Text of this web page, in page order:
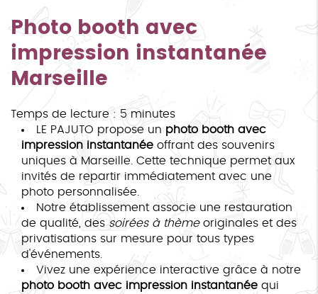
Photo booth avec
impression instantanée
Marseille
Temps de lecture : 5 minutes
LE PAJUTO propose un photo booth avec
impression instantanée offrant des souvenirs
uniques à Marseille. Cette technique permet aux
invités de repartir immédiatement avec une
photo personnalisée.
Notre établissement associe une restauration
de qualité, dessoirées à thèmeoriginales et des
privatisations sur mesure pour tous types
d'événements.
Vivez une expérience interactive grâce à notre
photo booth avec impression instantanée qui